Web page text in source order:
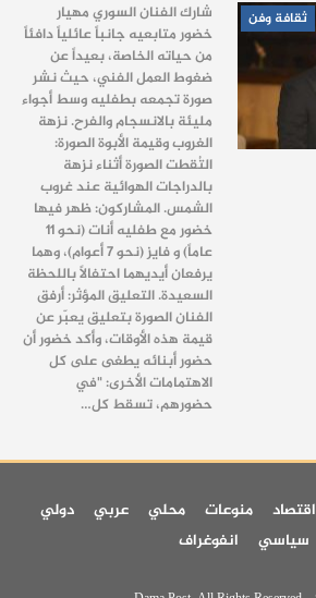
ثقافة وفن
شارك الفنان السوري مهيار
خضور متابعيه جانباً عائلياً دافئاً
من حياته الخاصة، بعيداً عن
ضغوط العمل الفني، حيث نشر
صورة تجمعه بطفليه وسط أجواء
مليئة بالانسجام والفرح. نزهة
الغروب وقيمة الأبوة الصورة:
التُقطت الصورة أثناء نزهة
بالدراجات الهوائية عند غروب
الشمس. المشاركون: ظهر فيها
خضور مع طفليه أنات (نحو 11
عاماً) و فايز (نحو 7 أعوام)، وهما
يرفعان أيديهما احتفالاً باللحظة
السعيدة. التعليق المؤثر: أرفق
الفنان الصورة بتعليق يعبّر عن
قيمة هذه الأوقات، وأكد خضور أن
حضور أبنائه يطغى على كل
الاهتمامات الأخرى: "في
حضورهم، تسقط كل…
اقتصاد منوعات محلي عربي
دولي
سياسي
انفوغراف